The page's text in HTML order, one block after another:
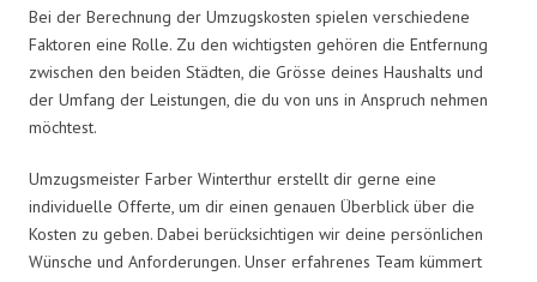
Bei der Berechnung der Umzugskosten spielen verschiedene
Faktoren eine Rolle. Zu den wichtigsten gehören die Entfernung
zwischen den beiden Städten, die Grösse deines Haushalts und
der Umfang der Leistungen, die du von uns in Anspruch nehmen
möchtest.
Umzugsmeister Farber Winterthur erstellt dir gerne eine
individuelle Offerte, um dir einen genauen Überblick über die
Kosten zu geben. Dabei berücksichtigen wir deine persönlichen
Wünsche und Anforderungen. Unser erfahrenes Team kümmert